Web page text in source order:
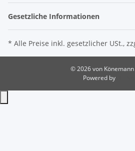
Gesetzliche Informationen
* Alle Preise inkl. gesetzlicher USt.,
© 2026 von Könemann
Powered by